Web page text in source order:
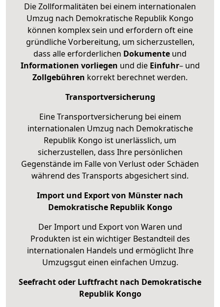
Die Zollformalitäten bei einem internationalen
Umzug nach Demokratische Republik Kongo
können komplex sein und erfordern oft eine
gründliche Vorbereitung, um sicherzustellen,
dass alle erforderlichen Dokumente und
Informationen vorliegen und die Einfuhr– und
Zollgebühren korrekt berechnet werden.
Transportversicherung
Eine Transportversicherung bei einem
internationalen Umzug nach Demokratische
Republik Kongo ist unerlässlich, um
sicherzustellen, dass Ihre persönlichen
Gegenstände im Falle von Verlust oder Schäden
während des Transports abgesichert sind.
Import und Export von Münster nach
Demokratische Republik Kongo
Der Import und Export von Waren und
Produkten ist ein wichtiger Bestandteil des
internationalen Handels und ermöglicht Ihre
Umzugsgut einen einfachen Umzug.
Seefracht oder Luftfracht nach Demokratische
Republik Kongo